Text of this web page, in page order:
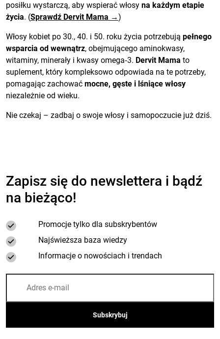
posiłku wystarczą, aby wspierać włosy na każdym etapie
życia. (Sprawdź Dervit Mama →)
Włosy kobiet po 30., 40. i 50. roku życia potrzebują pełnego
wsparcia od wewnątrz, obejmującego aminokwasy,
witaminy, minerały i kwasy omega‑3. Dervit Mama to
suplement, który kompleksowo odpowiada na te potrzeby,
pomagając zachować mocne, gęste i lśniące włosy
niezależnie od wieku.
Nie czekaj – zadbaj o swoje włosy i samopoczucie już dziś.
Zapisz się do newslettera i bądź
na bieżąco!
Promocje tylko dla subskrybentów
Najświeższa baza wiedzy
Informacje o nowościach i trendach